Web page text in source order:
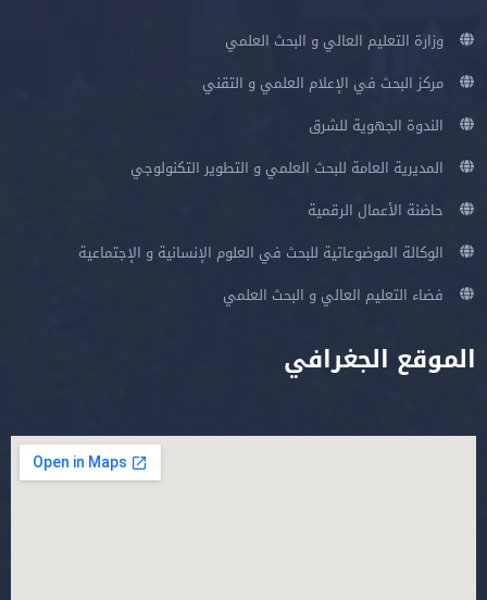
وزارة التعليم العالي و البحث العلمي
مركز البحث في الإعلام العلمي و التقني
الندوة الجهوية للشرق
المديرية العامة للبحث العلمي و التطوير التكنولوجي
حاضنة الأعمال الرقمية
الوكالة الموضوعاتية للبحث في العلوم الإنسانية و الإجتماعية
فضاء التعليم العالي و البحث العلمي
الموقع الجغرافي